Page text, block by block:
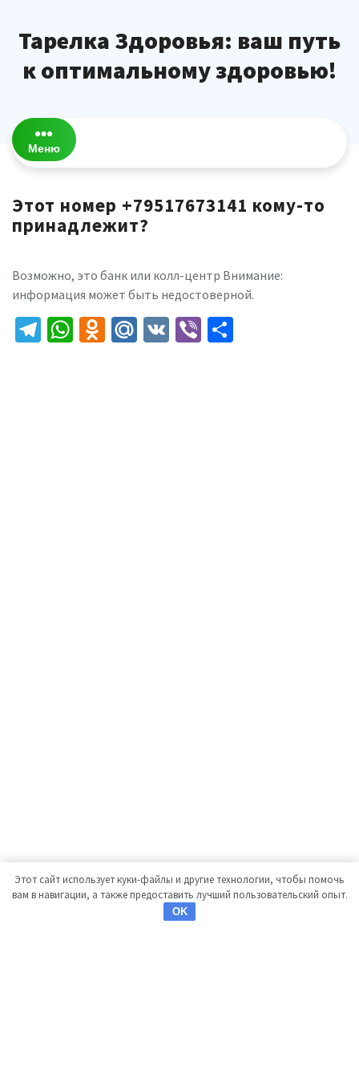
содержимому
Тарелка Здоровья: ваш путь
к оптимальному здоровью!
Меню
Этот номер +79517673141 кому-то
принадлежит?
Возможно, это банк или колл-центр Внимание:
информация может быть недостоверной.
Telegram
WhatsApp
Odnoklassniki
Mail.Ru
VK Viber
Этот сайт использует куки-файлы и другие технологии, чтобы помочь
вам в навигации, а также предоставить лучший пользовательский опыт.
OK